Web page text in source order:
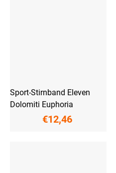
Sport-Stirnband Eleven
Dolomiti Euphoria
€12,46